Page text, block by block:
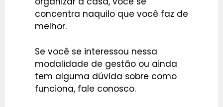
concentra naquilo que você faz de
melhor.
Se você se interessou nessa
modalidade de gestão ou ainda
tem alguma dúvida sobre como
funciona, fale conosco.